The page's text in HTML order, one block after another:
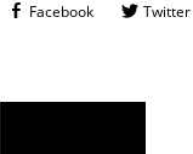
Facebook Twitter